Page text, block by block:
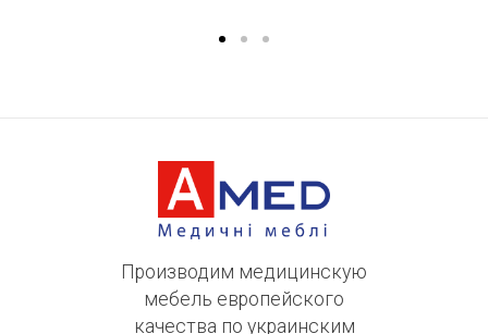
Производим медицинскую
мебель европейского
качества по украинским